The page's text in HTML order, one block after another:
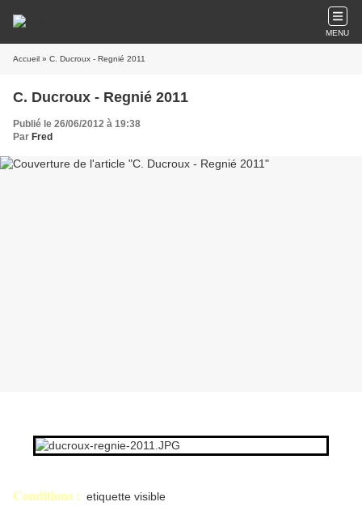
MENU
Accueil » C. Ducroux - Regnié 2011
C. Ducroux - Regnié 2011
Publié le 26/06/2012 à 19:38
Par Fred
Conditions : etiquette visible